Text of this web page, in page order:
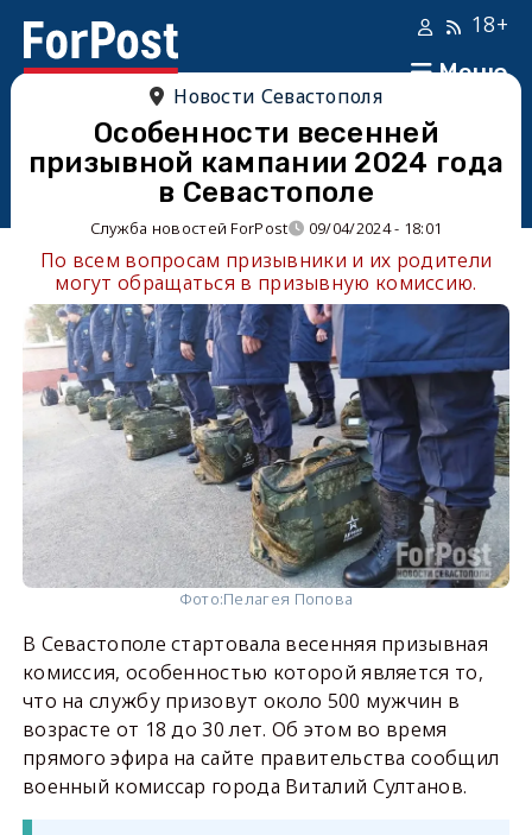
Меню
18+
Новости Севастополя
Особенности весенней
призывной кампании 2024 года
в Севастополе
Служба новостей ForPost 09/04/2024 - 18:01
По всем вопросам призывники и их родители
могут обращаться в призывную комиссию.
Фото:Пелагея Попова
В Севастополе стартовала весенняя призывная
комиссия, особенностью которой является то,
что на службу призовут около 500 мужчин в
возрасте от 18 до 30 лет. Об этом во время
прямого эфира на сайте правительства сообщил
военный комиссар города Виталий Султанов.